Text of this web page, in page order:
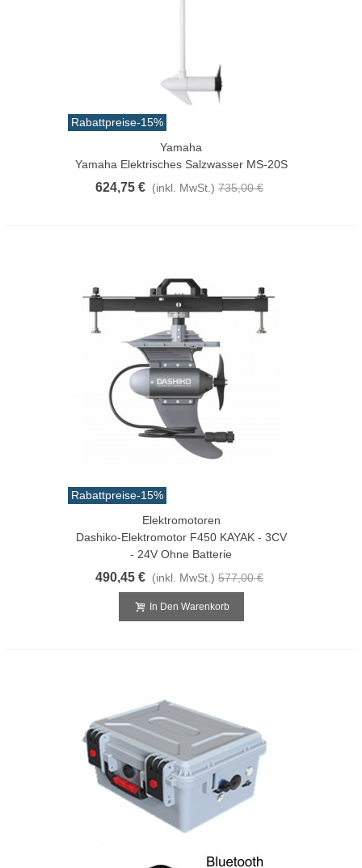
Rabattpreise-15%
Yamaha
Yamaha Elektrisches Salzwasser MS-20S
624,75 € (inkl. MwSt.) 735,00 €
Rabattpreise-15%
Elektromotoren
Dashiko-Elektromotor F450 KAYAK - 3CV
- 24V Ohne Batterie
490,45 € (inkl. MwSt.) 577,00 €
In Den Warenkorb